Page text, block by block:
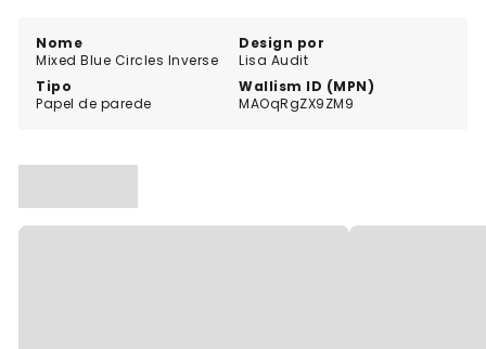
Nome
Mixed Blue Circles Inverse
Design por
Lisa Audit
Tipo
Papel de parede
Wallism ID (MPN)
MAOqRgZX9ZM9
personalidade à sua sala de jantar, este papel de
parede Mixed Blue Circles Inverse é a escolha perfeita
para si! Então não espere mais, dê um toque de
inspiração ao seu espaço com o nosso papel de